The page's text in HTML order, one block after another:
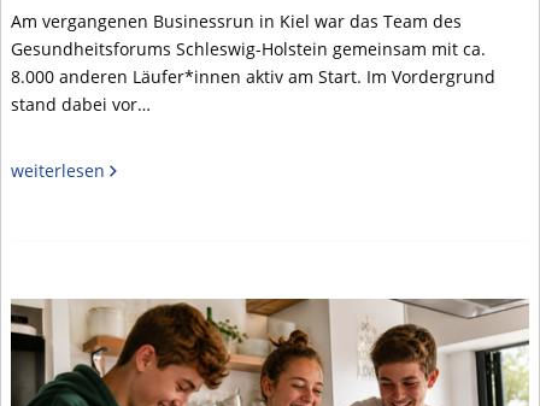
Am vergangenen Businessrun in Kiel war das Team des
Gesundheitsforums Schleswig-Holstein gemeinsam mit ca.
8.000 anderen Läufer*innen aktiv am Start. Im Vordergrund
stand dabei vor…
weiterlesen